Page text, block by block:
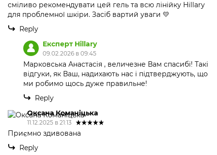
сміливо рекомендувати цей гель та всю лінійку Hillary
для проблемної шкіри. Засіб вартий уваги 💛
Reply
Експерт Hillary
09.02.2026 в 09:45
Марковська Анастасія , величезне Вам спасибі! Такі
відгуки, як Ваш, надихають нас і підтверджують, що
ми робимо щось дуже правильне!
Reply
Оксана Команіцька
11.12.2025 в 21:13
Приємно здивована
Reply